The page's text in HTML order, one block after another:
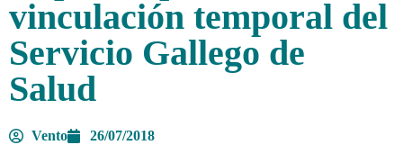
vinculación temporal del
Servicio Gallego de
Salud
Vento 26/07/2018